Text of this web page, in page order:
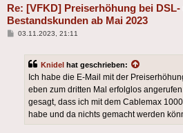
Re: [VFKD] Preiserhöhung bei
Bestandskunden ab Mai 2023
Beitrag
03.11.2023, 21:11
Knidel hat geschrieben:
Ich habe die E-Mail mit der
eben zum dritten Mal erfolglos
gesagt, dass ich mit dem Cablemax
habe und da nichts gemacht werden